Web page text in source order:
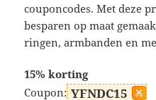
couponcodes. Met deze
besparen op maat
ringen, armbanden en
15% korting
Coupon: YFNDC15